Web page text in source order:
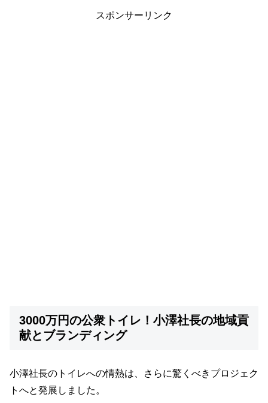
スポンサーリンク
3000万円の公衆トイレ！小澤社長の地域貢
献とブランディング
小澤社長のトイレへの情熱は、さらに驚くべきプロジェク
トへと発展しました。